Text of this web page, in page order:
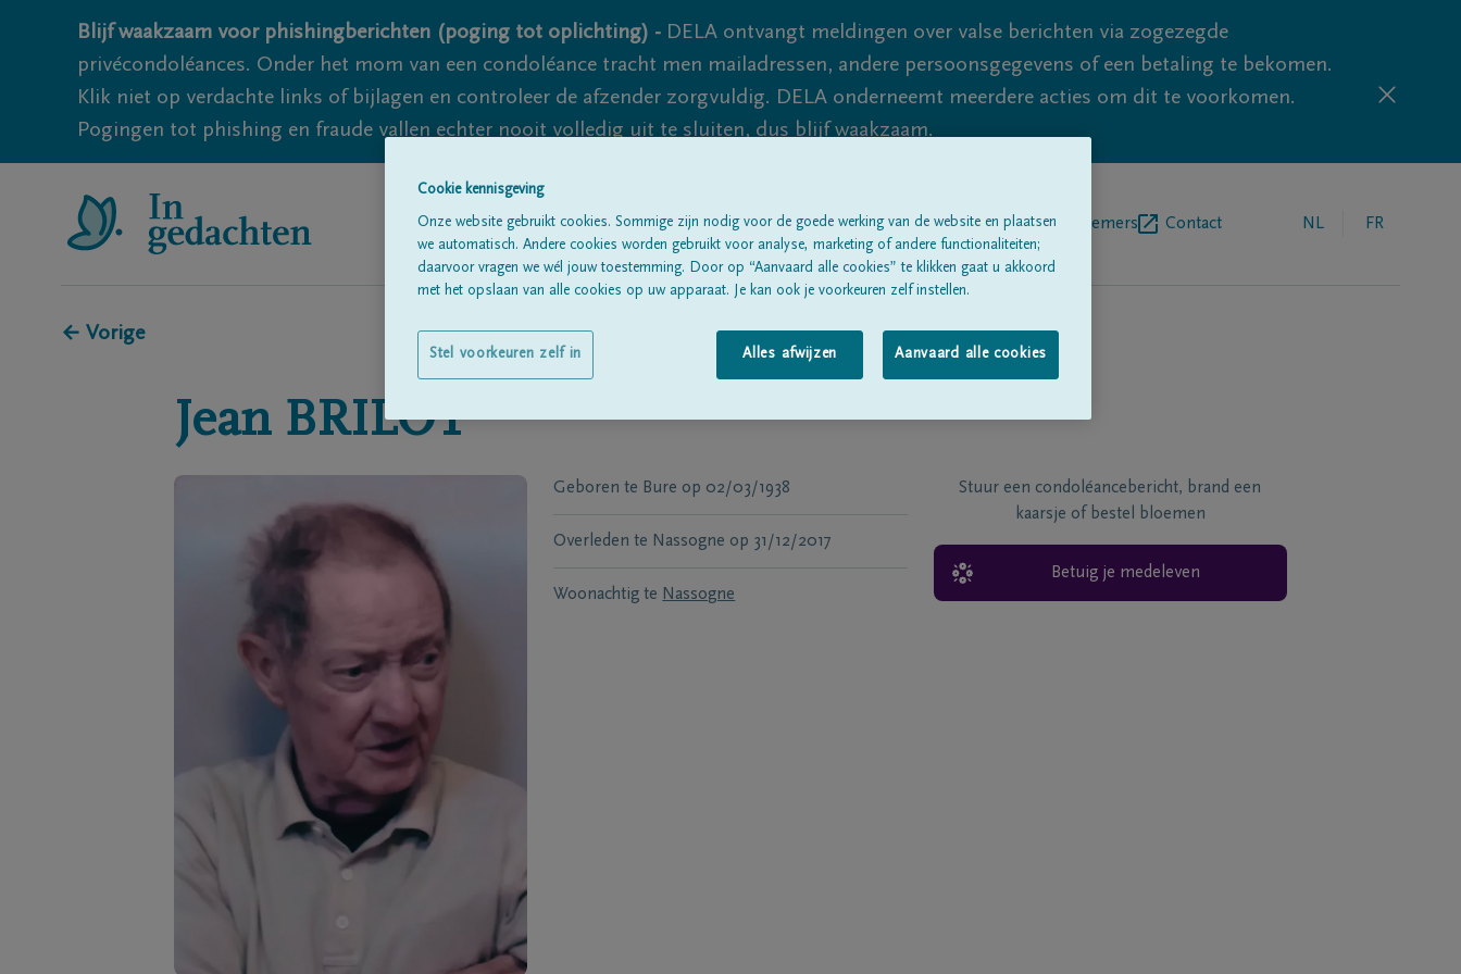
Blijf waakzaam voor phishingberichten (poging tot oplichting) - DELA ontvangt meldingen over valse berichten via zogezegde
privécondoléances. Onder het mom van een condoléance tracht men mailadressen, andere persoonsgegevens of een betaling te bekomen.
Klik niet op verdachte links of bijlagen en controleer de afzender zorgvuldig. DELA onderneemt meerdere acties om dit te voorkomen.
Pogingen tot phishing en fraude vallen echter nooit volledig uit te sluiten, dus blijf waakzaam.
Alle rouwberichtenOver onsBegrafenisondernemers Contact NL FR
← Vorige
Jean BRILOT
Geboren te Bure op 02/03/1938
Overleden te Nassogne op 31/12/2017
Woonachtig te Nassogne
Stuur een condoléancebericht, brand een
kaarsje of bestel bloemen
Betuig je medeleven
Cookie kennisgeving
Onze website gebruikt cookies. Sommige zijn nodig voor de goede werking van de website en plaatsen
we automatisch. Andere cookies worden gebruikt voor analyse, marketing of andere functionaliteiten;
daarvoor vragen we wél jouw toestemming. Door op “Aanvaard alle cookies” te klikken gaat u akkoord
met het opslaan van alle cookies op uw apparaat. Je kan ook je voorkeuren zelf instellen.
Alles afwijzen Aanvaard alle cookies
Stel voorkeuren zelf in